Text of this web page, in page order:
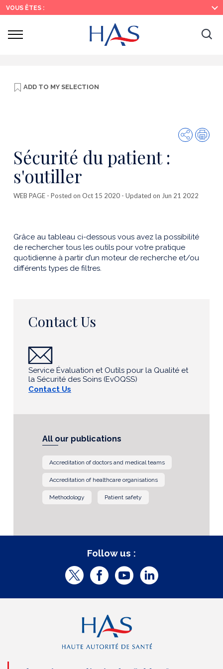
Search
Main
Menu
Main
Content
VOUS ÊTES :
Ouvrir
ADD TO MY SELECTION
Share
Sécurité du patient :
s'outiller
WEB PAGE - Posted on Oct 15 2020 - Updated on Jun 21 2022
Grâce au tableau ci-dessous vous avez la possibilité
de rechercher tous les outils pour votre pratique
quotidienne à partir d’un moteur de recherche et/ou
différents types de filtres.
Contact Us
Service Évaluation et Outils pour la Qualité et
la Sécurité des Soins (EvOQSS)
Contact Us
All our publications
Accreditation of doctors and medical teams
Accreditation of healthcare organisations
Methodology Patient safety
Follow us :
T
t
t
F
c
e
b
Y
u
L